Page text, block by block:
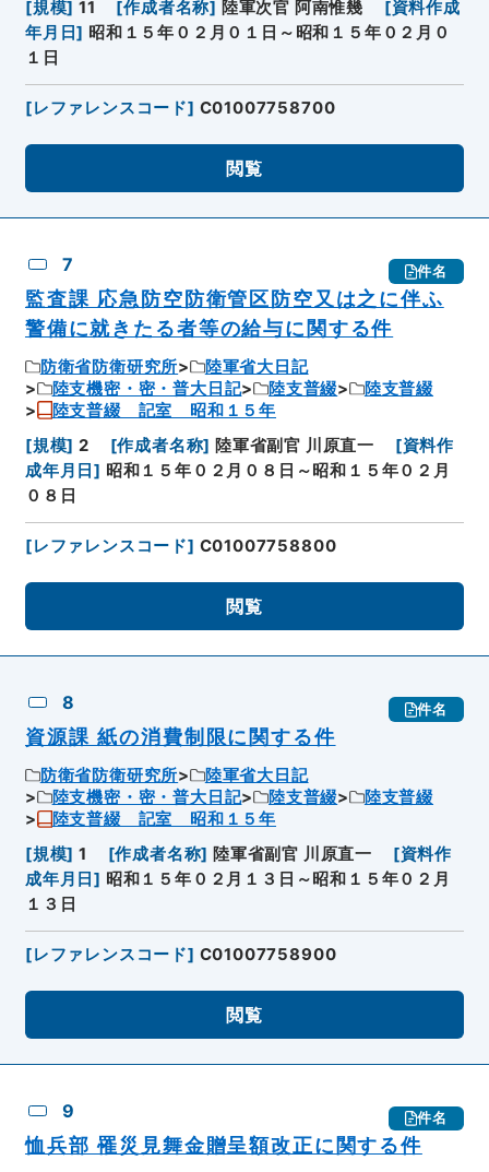
[規模] 11 [作成者名称] 陸軍次官 阿南惟幾 [資料作成
年月日] 昭和１５年０２月０１日～昭和１５年０２月０
１日
[レファレンスコード] C01007758700
閲覧
7 件名
監査課 応急防空防衛管区防空又は之に伴ふ
警備に就きたる者等の給与に関する件
防衛省防衛研究所
陸軍省大日記
陸支機密・密・普大日記
陸支普綴
陸支普綴
陸支普綴 記室 昭和１５年
[規模] 2 [作成者名称] 陸軍省副官 川原直一 [資料作
成年月日] 昭和１５年０２月０８日～昭和１５年０２月
０８日
[レファレンスコード] C01007758800
閲覧
8 件名
資源課 紙の消費制限に関する件
防衛省防衛研究所
陸軍省大日記
陸支機密・密・普大日記
陸支普綴
陸支普綴
陸支普綴 記室 昭和１５年
[規模] 1 [作成者名称] 陸軍省副官 川原直一 [資料作
成年月日] 昭和１５年０２月１３日～昭和１５年０２月
１３日
[レファレンスコード] C01007758900
閲覧
9 件名
恤兵部 罹災見舞金贈呈額改正に関する件